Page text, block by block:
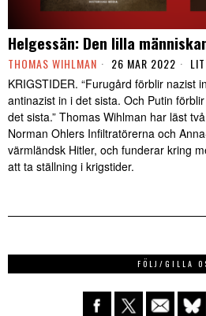
Helgessän: Den lilla
THOMAS WIHLMAN 26 MAR 2022
KRIGSTIDER. “Furugård förblir nazist
antinazist in i det sista. Och Putin
det sista.” Thomas Wihlman har läst
Norman Ohlers Infiltratörerna och
värmländsk Hitler, och funderar kring
att ta ställning i krigstider.
FÖLJ/GILLA